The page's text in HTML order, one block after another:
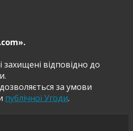
захищені відповідно до
за умови
публічної Угоди.